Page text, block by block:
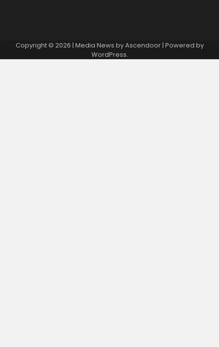
Copyright © 2026 | Media News byAscendoor| Powered by
WordPress.